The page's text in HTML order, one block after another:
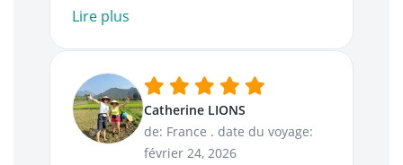
Lire plus
Catherine LIONS
de: France . date du voyage:
février 24, 2026